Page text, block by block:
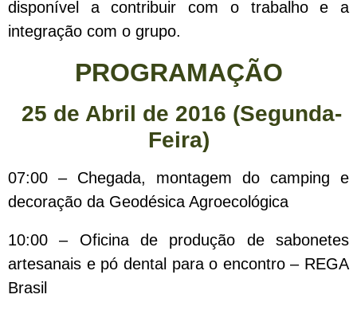
disponível a contribuir com o trabalho e a
integração com o grupo.
PROGRAMAÇÃO
25 de Abril de 2016 (Segunda-
Feira)
07:00 – Chegada, montagem do camping e
decoração da Geodésica Agroecológica
10:00 – Oficina de produção de sabonetes
artesanais e pó dental para o encontro – REGA
Brasil